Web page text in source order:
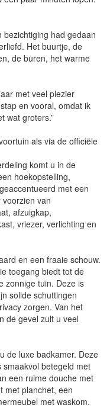
bezichtiging had gedaan
Het buurtje, de
de buren, het warme
met veel plezier
en vooral, omdat ik
wat groters.”
als via de officiële
komt u in de
hoekopstelling,
met een
van
afzuigkap,
vriezer, verlichting en
en een fraaie schouw.
toegang biedt tot de
zonnige tuin. Deze is
solide schuttingen
zorgen. Van het
de gevel zult u veel
de luxe badkamer. Deze
betegeld met
een ruime douche met
met planchet, een
met waskom.